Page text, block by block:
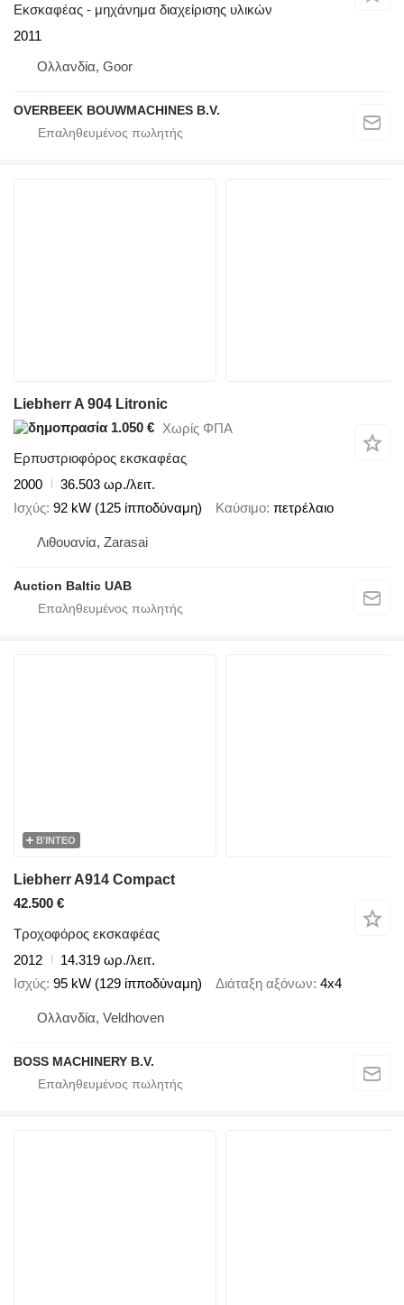
Εκσκαφέας - μηχάνημα διαχείρισης υλικών
2011
Ολλανδία, Goor
OVERBEEK BOUWMACHINES B.V.
Liebherr A 904 Litronic
1.050 € Χωρίς ΦΠΑ
Ερπυστριοφόρος εκσκαφέας
2000
36.503 ωρ./λειτ.
Ισχύς 92 kW (125 ίπποδύναμη) Καύσιμο πετρέλαιο
Λιθουανία, Zarasai
Auction Baltic UAB
ΒΊΝΤΕΟ
Liebherr A914 Compact
42.500 €
Τροχοφόρος εκσκαφέας
2012
14.319 ωρ./λειτ.
Ισχύς 95 kW (129 ίπποδύναμη) Διάταξη αξόνων 4x4
Ολλανδία, Veldhoven
BOSS MACHINERY B.V.